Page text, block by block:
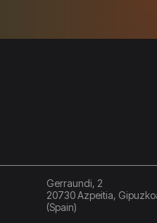
Gerraundi, 2
20730 Azpeitia,
(Spain)